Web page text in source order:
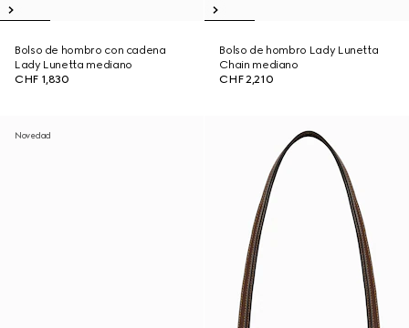
Bolso de hombro con cadena
Lady Lunetta mediano
CHF 1,830
Bolso de hombro Lady Lunetta
Chain mediano
CHF 2,210
Novedad